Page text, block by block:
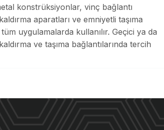
konstrüksiyonlar, vinç bağlantı
aparatları ve emniyetli taşıma
uygulamalarda kullanılır. Geçici ya da
ve taşıma bağlantılarında tercih